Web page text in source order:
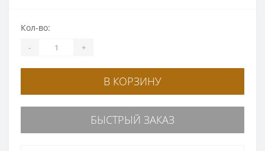
Кол-во:
- +
В КОРЗИНУ
БЫСТРЫЙ ЗАКАЗ